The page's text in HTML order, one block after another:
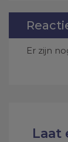
Er zijn
Laat